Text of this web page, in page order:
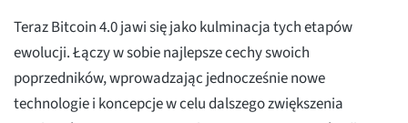
Teraz Bitcoin 4.0 jawi się jako kulminacja tych etapów
ewolucji. Łączy w sobie najlepsze cechy swoich
poprzedników, wprowadzając jednocześnie nowe
technologie i koncepcje w celu dalszego zwiększenia